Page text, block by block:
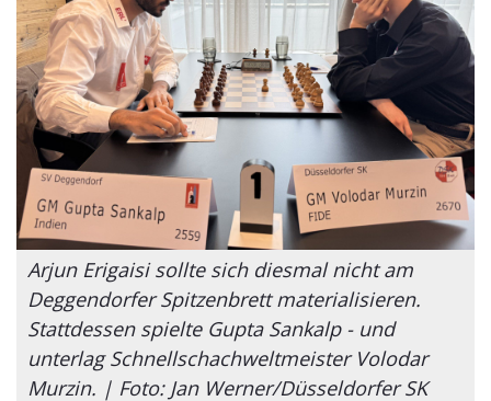
Arjun Erigaisi sollte sich diesmal nicht am
Deggendorfer Spitzenbrett materialisieren.
Stattdessen spielte Gupta Sankalp - und
unterlag Schnellschachweltmeister Volodar
Murzin. | Foto: Jan Werner/Düsseldorfer SK